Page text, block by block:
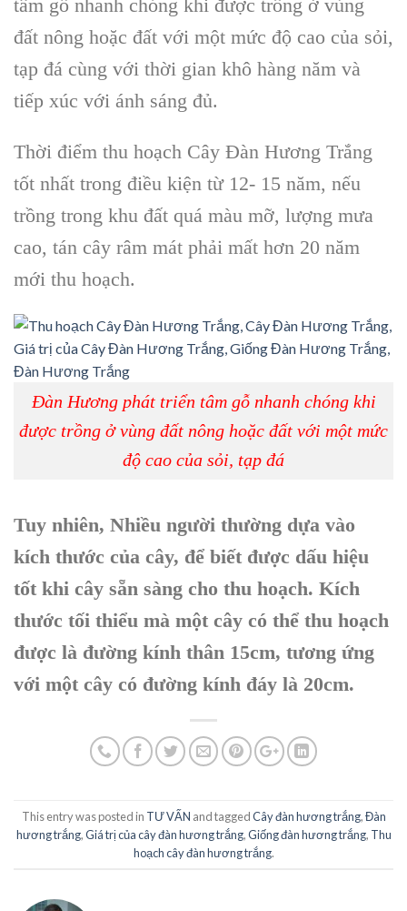
tâm gỗ nhanh chóng khi được trồng ở vùng
đất nông hoặc đất với một mức độ cao của sỏi,
tạp đá cùng với thời gian khô hàng năm và
tiếp xúc với ánh sáng đủ.
Thời điểm thu hoạch Cây Đàn Hương Trắng
tốt nhất trong điều kiện từ 12- 15 năm, nếu
trồng trong khu đất quá màu mỡ, lượng mưa
cao, tán cây râm mát phải mất hơn 20 năm
mới thu hoạch.
Đàn Hương phát triển tâm gỗ nhanh chóng khi
được trồng ở vùng đất nông hoặc đất với một mức
độ cao của sỏi, tạp đá
Tuy nhiên, Nhiều người thường dựa vào
kích thước của cây, để biết được dấu hiệu
tốt khi cây sẵn sàng cho thu hoạch. Kích
thước tối thiểu mà một cây có thể thu hoạch
được là đường kính thân 15cm, tương ứng
với một cây có đường kính đáy là 20cm.
This entry was posted in TƯ VẤN and taggedCây đàn hương trắng,Đàn
hương trắng,Giá trị của cây đàn hương trắng,Giống đàn hương trắng, Thu
hoạch cây đàn hương trắng.